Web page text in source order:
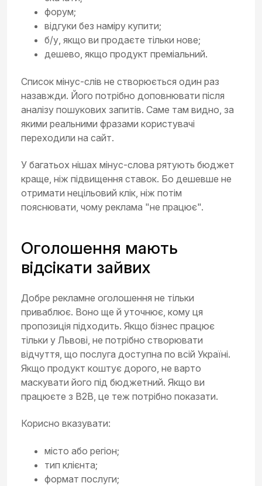
форум;
відгуки без наміру купити;
б/у, якщо ви продаєте тільки нове;
дешево, якщо продукт преміальний.
Список мінус-слів не створюється один раз
назавжди. Його потрібно доповнювати після
аналізу пошукових запитів. Саме там видно, за
якими реальними фразами користувачі
переходили на сайт.
У багатьох нішах мінус-слова рятують бюджет
краще, ніж підвищення ставок. Бо дешевше не
отримати нецільовий клік, ніж потім
пояснювати, чому реклама "не працює".
Оголошення мають
відсікати зайвих
Добре рекламне оголошення не тільки
приваблює. Воно ще й уточнює, кому ця
пропозиція підходить. Якщо бізнес працює
тільки у Львові, не потрібно створювати
відчуття, що послуга доступна по всій Україні.
Якщо продукт коштує дорого, не варто
маскувати його під бюджетний. Якщо ви
працюєте з B2B, це теж потрібно показати.
Корисно вказувати:
місто або регіон;
тип клієнта;
формат послуги;